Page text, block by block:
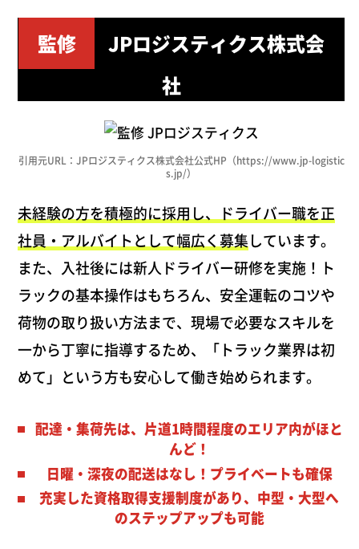
監修
JPロジスティクス株式会
社
引用元URL：JPロジスティクス株式会社公式HP（https://www.jp-logistic
s.jp/）
未経験の方を積極的に採用し、ドライバー職を正
社員・アルバイトとして幅広く募集しています。
また、入社後には新人ドライバー研修を実施！ト
ラックの基本操作はもちろん、安全運転のコツや
荷物の取り扱い方法まで、現場で必要なスキルを
一から丁寧に指導するため、「トラック業界は初
めて」という方も安心して働き始められます。
配達・集荷先は、片道1時間程度のエリア内がほと
んど！
日曜・深夜の配送はなし！プライベートも確保
充実した資格取得支援制度があり、中型・大型へ
のステップアップも可能